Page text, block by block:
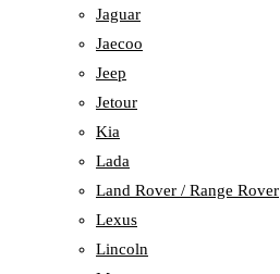
Jaguar
Jaecoo
Jeep
Jetour
Kia
Lada
Land Rover / Range Rover
Lexus
Lincoln